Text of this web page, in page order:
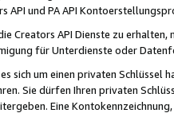
API und PA API
Creators API Dienste zu
für Unterdienste oder
sich um einen privaten
Sie dürfen Ihren privaten
Eine